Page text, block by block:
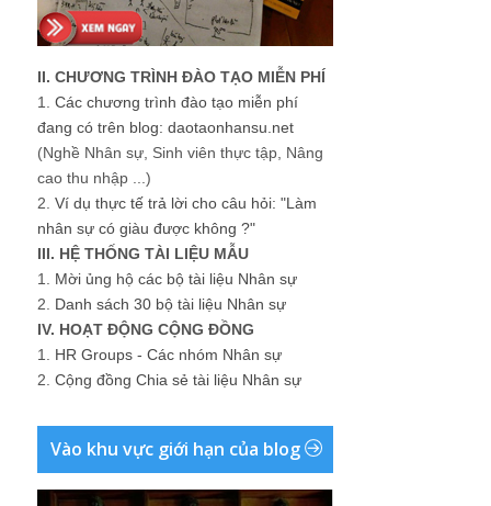
II. CHƯƠNG TRÌNH ĐÀO TẠO MIỄN PHÍ
1. Các chương trình đào tạo miễn phí
đang có trên blog: daotaonhansu.net
(Nghề Nhân sự, Sinh viên thực tập, Nâng
cao thu nhập ...)
2. Ví dụ thực tế trả lời cho câu hỏi: "Làm
nhân sự có giàu được không ?"
III. HỆ THỐNG TÀI LIỆU MẪU
1. Mời ủng hộ các bộ tài liệu Nhân sự
2. Danh sách 30 bộ tài liệu Nhân sự
IV. HOẠT ĐỘNG CỘNG ĐỒNG
1. HR Groups - Các nhóm Nhân sự
2. Cộng đồng Chia sẻ tài liệu Nhân sự
Vào khu vực giới hạn của blog